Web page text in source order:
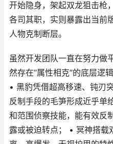
开始隐身，架起双龙狙击
各司其职，实则暴露出当前
人物克制断层。
虽然开发团队一直在努力做
然存在“属性相克”的底层逻
• 黑豹凭借超高移速、钝刃
反制手段的毛笋形成近乎单
和范围侦察技能，能有效反
露或被迫转点； • 冥神搭载